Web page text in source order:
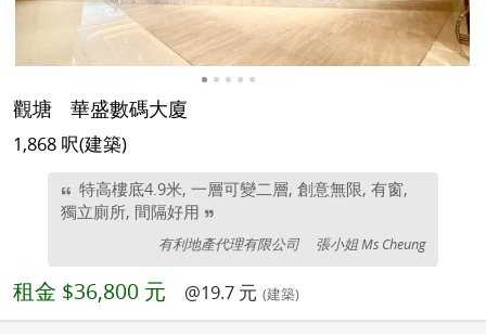
觀塘 華盛數碼大廈
1,868 呎(建築)
特高樓底4.9米, 一層可變二層, 創意無限, 有窗,
獨立廁所, 間隔好用
有利地產代理有限公司 張小姐 Ms Cheung
租金 $36,800 元 @19.7 元 (建築)